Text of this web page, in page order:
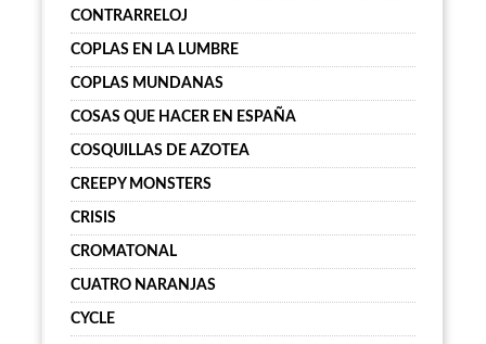
CONTRARRELOJ
COPLAS EN LA LUMBRE
COPLAS MUNDANAS
COSAS QUE HACER EN ESPAÑA
COSQUILLAS DE AZOTEA
CREEPY MONSTERS
CRISIS
CROMATONAL
CUATRO NARANJAS
CYCLE